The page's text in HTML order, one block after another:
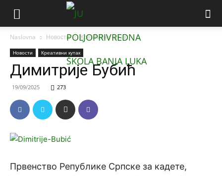
Naslovna Новости Креативни кутак
Новости Креативни кутак
Димитрије Бубић
19/09/2025 273
Првенство Републике Српске за кадете,